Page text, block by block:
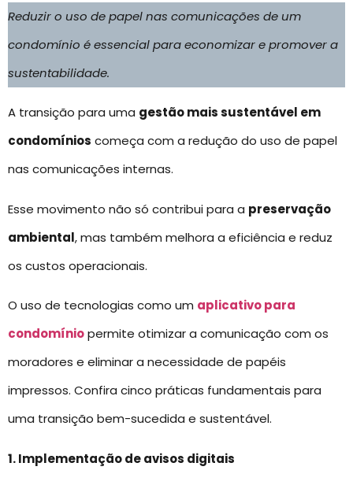
Reduzir o uso de papel nas comunicações de um
condomínio é essencial para economizar e promover a
sustentabilidade.
A transição para uma gestão mais sustentável em
condomínios começa com a redução do uso de papel
nas comunicações internas.
Esse movimento não só contribui para a preservação
ambiental, mas também melhora a eficiência e reduz
os custos operacionais.
O uso de tecnologias como um aplicativo para
condomíniopermite otimizar a comunicação com os
moradores e eliminar a necessidade de papéis
impressos. Confira cinco práticas fundamentais para
uma transição bem-sucedida e sustentável.
1. Implementação de avisos digitais